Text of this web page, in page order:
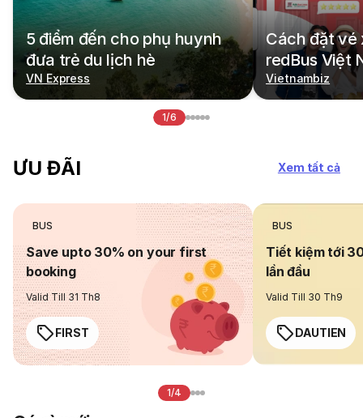
5 điểm đến cho phụ huynh
đưa trẻ du lịch hè
VN Express
Cách đặt vé
redBus Việt
Vietnambiz
1/6
ƯU ĐÃI Xem tất cả
BUS
Save upto 30% on your first
booking
Valid Till 31 Th8
FIRST
BUS
Tiết kiệm tới
lần đầu
Valid Till 30 Th9
DAUTIEN
1/4